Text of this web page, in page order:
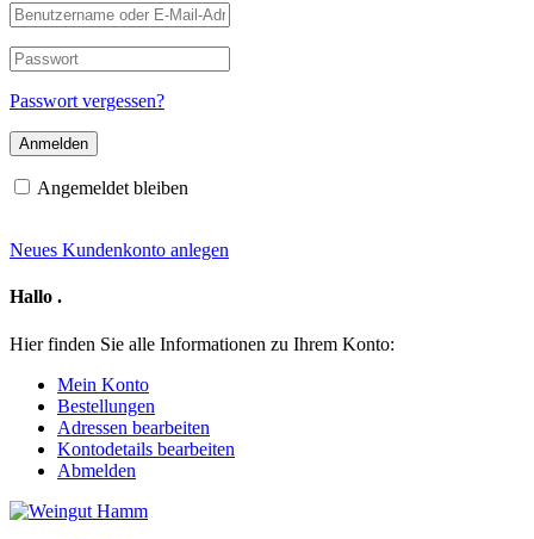
Benutzername
oder
E-
Mail-
Adresse
Passwort
Passwort vergessen?
Angemeldet bleiben
Neues Kundenkonto anlegen
Hallo .
Hier finden Sie alle Informationen zu Ihrem Konto:
Mein Konto
Bestellungen
Adressen bearbeiten
Kontodetails bearbeiten
Abmelden